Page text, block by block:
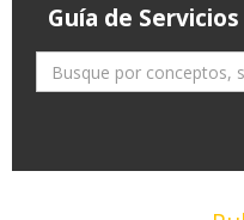
Guía de Servicios